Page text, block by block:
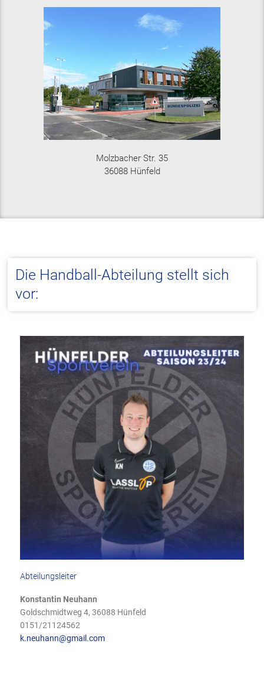
Molzbacher Str. 35
36088 Hünfeld
Die Handball-Abteilung stellt sich
vor:
Abteilungsleiter
Konstantin Neuhann
Goldschmidtweg 4, 36088 Hünfeld
0151/21124562
k.neuhann@gmail.com